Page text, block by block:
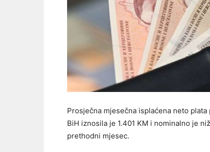
Prosječna mjesečna isplaćena neto
BiH iznosila je 1.401 KM i nominalno je
prethodni mjesec.